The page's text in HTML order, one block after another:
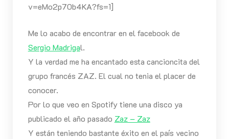
v=eMo2p70b4KA?fs=1]
Me lo acabo de encontrar en el facebook de
Sergio Madrigal.
Y la verdad me ha encantado esta cancioncita del
grupo francés ZAZ. El cual no tenia el placer de
conocer.
Por lo que veo en Spotify tiene una disco ya
publicado el año pasado Zaz – Zaz
Y están teniendo bastante éxito en el país vecino